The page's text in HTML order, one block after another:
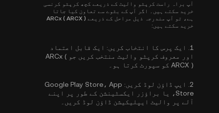
آپ براہ راست کرپٹو والیٹ کے ذریعے کچھ کرپٹو کرنسی
خرید سکتے ہیں۔ اگر آپ کے بٹوے سے تعاون کیا جاتا
ہے، تو آپ مندرجہ ذیل مراحل کے ذریعے ARCx ( ARCX )
خرید سکتے ہیں:
1. ایک پرس کا انتخاب کریں: ایک قابل اعتماد
اور معروف کرپٹو والیٹ منتخب کریں جو ARCx (
ARCX ) کو سپورٹ کرتا ہو۔
2. ایپ ڈاؤن لوڈ کریں: Google Play Store، App
Store، یا براؤزر ایکسٹینشن کے طور پر اپنے
آلے پر والیٹ ایپلیکیشن ڈاؤن لوڈ کریں۔